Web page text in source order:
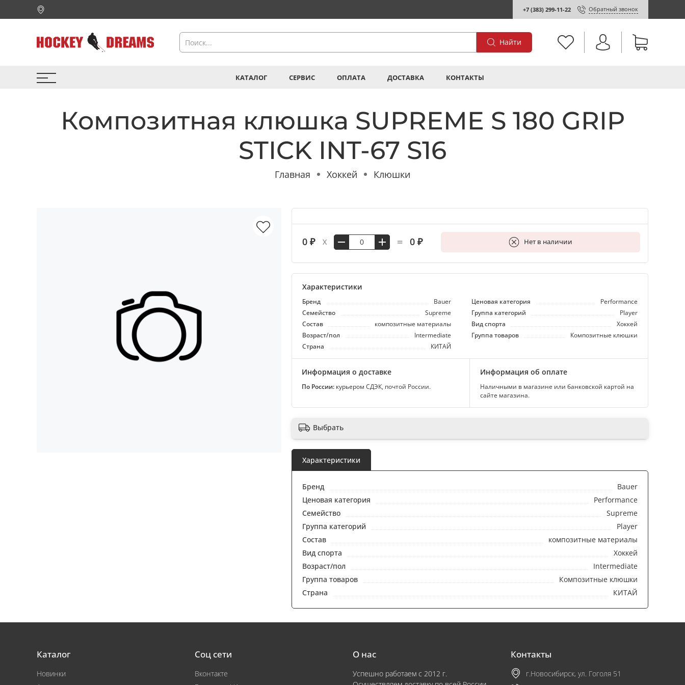
+7 (383) 299-11-22 Обратный звонок
Найти
КАТАЛОГ СЕРВИС ОПЛАТА ДОСТАВКА КОНТАКТЫ
Композитная клюшка SUPREME S 180 GRIP
STICK INT-67 S16
Главная Хоккей Клюшки
0 ₽ X = 0 ₽ Нет в наличии
В корзину
Характеристики
Бренд Bauer Ценовая категория
Performance
Семейство
Supreme Группа категорий
Player
Состав
композитные материалы Вид спорта
Хоккей
Возраст/пол
Intermediate Группа товаров
Композитные клюшки
Страна
КИТАЙ
Информация о доставке
По России: курьером СДЭК, почтой России.
Информация об оплате
Наличными в магазине или банковской картой на
сайте магазина.
Выбрать
Характеристики
Бренд
Bauer
Ценовая категория
Performance
Семейство
Supreme
Группа категорий
Player
Состав
композитные материалы
Вид спорта
Хоккей
Возраст/пол
Intermediate
Группа товаров
Композитные клюшки
Страна
КИТАЙ
Каталог
Новинки
Соц сети
Вконтакте
О нас
Успешно работаем с 2012 г.
Контакты
г.Новосибирск, ул. Гоголя 51